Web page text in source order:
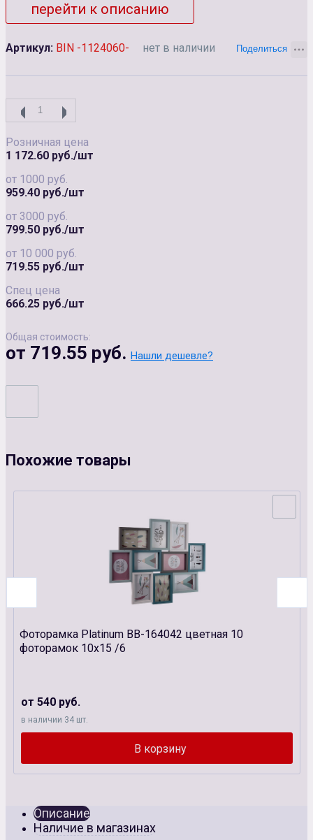
перейти к описанию
Артикул: BIN -1124060- нет в наличии
Розничная цена
1 172.60 руб./шт
от 1000 руб.
959.40 руб./шт
от 3000 руб.
799.50 руб./шт
от 10 000 руб.
719.55 руб./шт
Спец цена
666.25 руб./шт
Общая стоимость:
от 719.55 руб. Нашли дешевле?
Похожие товары
Фоторамка Platinum BB-164042 цветная 10
фоторамок 10х15 /6
от 540 руб.
в наличии 34 шт.
Описание
Наличие в магазинах